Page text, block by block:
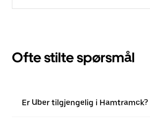
Ofte stilte spørsmål
Er Uber tilgjengelig i Hamtramck?